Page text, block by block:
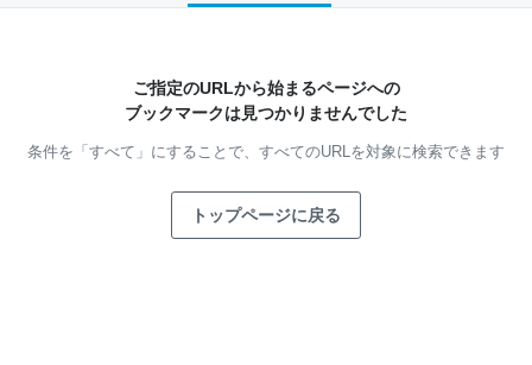
ご指定のURLから始まるページへの
ブックマークは見つかりませんでした
条件を「すべて」にすることで、 すべてのURLを対象に検索できます
トップページに戻る